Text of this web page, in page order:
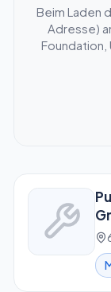
Beim Laden
Adresse)
Foundation,